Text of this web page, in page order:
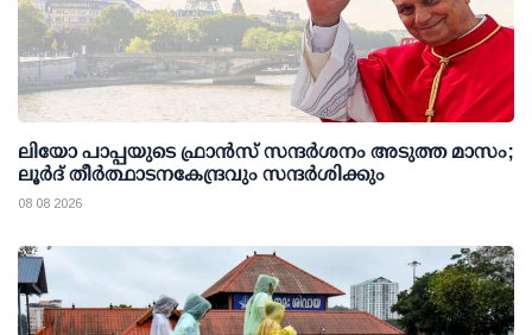
ലിയോ പാപ്പയുടെ ഫ്രാൻസ് സന്ദർശനം അടുത്ത മാസം;
ലൂർദ് തീർത്ഥാടനകേന്ദ്രവും സന്ദർശിക്കും
08 08 2026